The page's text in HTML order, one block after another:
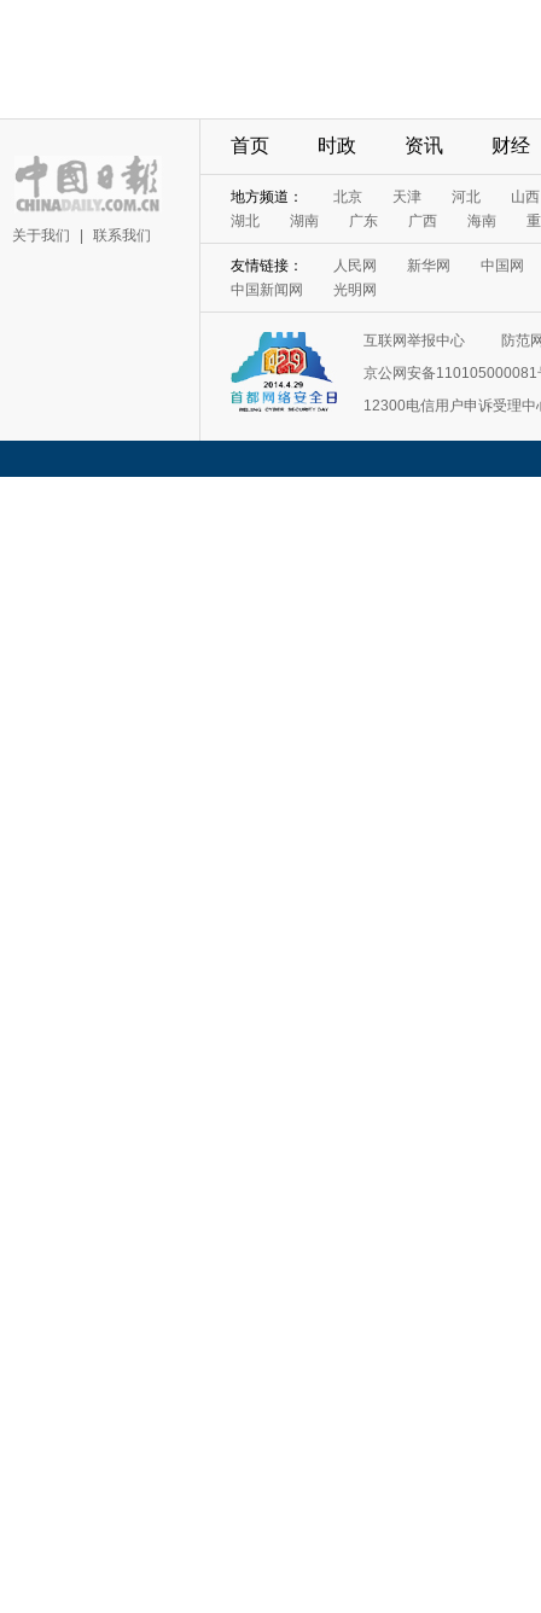
关于我们 联系我们
首页 时政 资讯 财经
地方频道： 北京 天津 河北
山西
湖北
湖南 广东 广西 海南
友情链接： 人民网 新华网
中国网
中国新闻网
光明网
互联网举报中心
防范
京公网安备110105000081
12300电信用户申诉受理中